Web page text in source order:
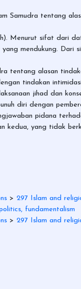
Samudra tentang
Menurut sifat dari
mendukung. Dari
tentang alasan
tindakan
jihad dan
diri dengan
pidana
kedua, yang tidak
> 297 Islam and
fundamentalism
> 297 Islam and